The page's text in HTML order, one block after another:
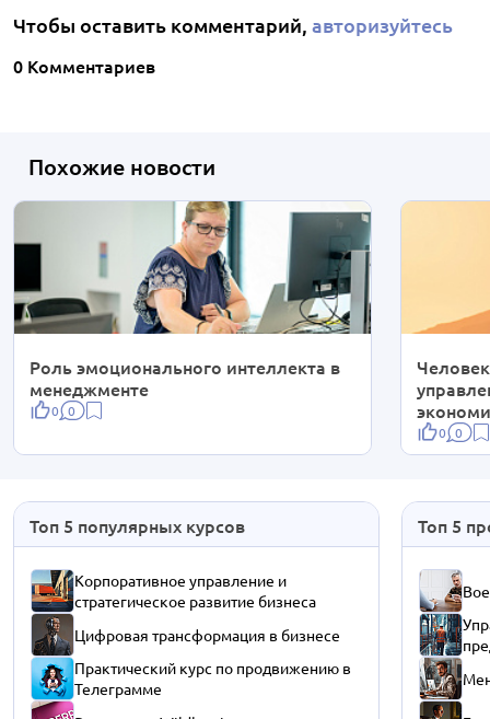
Чтобы оставить комментарий, авторизуйтесь
0 Комментариев
Похожие новости
Роль эмоционального интеллекта в
менеджменте
0 0
0 0
Топ 5 популярных курсов
Корпоративное управление и
стратегическое развитие бизнеса
Цифровая трансформация в бизнесе
Практический курс по продвижению в
Телеграмме
Топ 5